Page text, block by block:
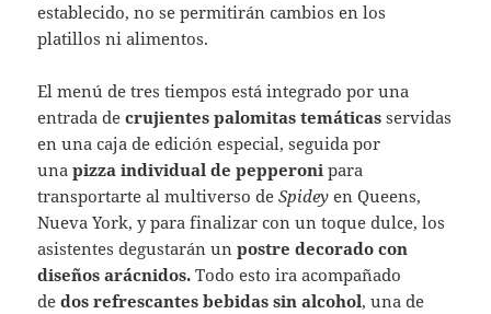
establecido, no se permitirán cambios en los
platillos ni alimentos.
El menú de tres tiempos está integrado por una
entrada decrujientes palomitas temáticas servidas
en una caja de edición especial, seguida por
unapizza individual de pepperoni para
transportarte al multiverso deSpideyen Queens,
Nueva York, y para finalizar con un toque dulce, los
asistentes degustarán unpostre decorado con
diseños arácnidos. Todo esto ira acompañado
dedos refrescantes bebidas sin alcohol, una de